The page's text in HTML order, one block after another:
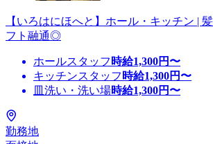
【いろはにほへと】ホール・キッチン |
フト融通◎
ホールスタッフ 時給1,300円〜
キッチンスタッフ 時給1,300円〜
皿洗い・洗い場時給1,300円〜
勤務地